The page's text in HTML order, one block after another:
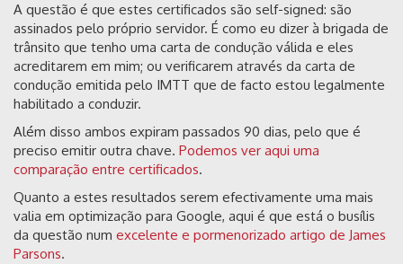
A questão é que estes certificados são self-signed: são
assinados pelo próprio servidor. É como eu dizer à brigada de
trânsito que tenho uma carta de condução válida e eles
acreditarem em mim; ou verificarem através da carta de
condução emitida pelo IMTT que de facto estou legalmente
habilitado a conduzir.
Além disso ambos expiram passados 90 dias, pelo que é
preciso emitir outra chave. Podemos ver aqui uma
comparação entre certificados.
Quanto a estes resultados serem efectivamente uma mais
valia em optimização para Google, aqui é que está o busílis
da questão num excelente e pormenorizado artigo de James
Parsons.